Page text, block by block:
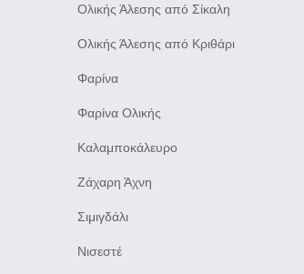
Ολικής Άλεσης από Σίκαλη
Ολικής Άλεσης από Κριθάρι
Φαρίνα
Φαρίνα Ολικής
Καλαμποκάλευρο
Ζάχαρη Άχνη
Σιμιγδάλι
Νισεστέ